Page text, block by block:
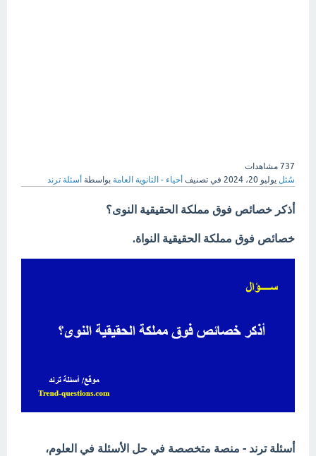
737 مشاهدات
سُئل يوليو 20، 2024 في تصنيف أحياء - الثانوية العامة بواسطة أسئلة ترند
أذكر خصائص فوق مملكة الحقيقية النوى؟
خصائص فوق مملكة الحقيقية النواة.
أسئلة ترند - منصة متخصصة في حل الأسئلة في العلوم،